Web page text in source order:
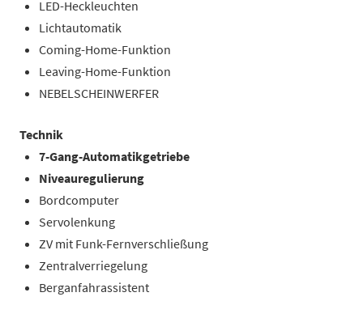
LED-Heckleuchten
Lichtautomatik
Coming-Home-Funktion
Leaving-Home-Funktion
NEBELSCHEINWERFER
Technik
7-Gang-Automatikgetriebe
Niveauregulierung
Bordcomputer
Servolenkung
ZV mit Funk-Fernverschließung
Zentralverriegelung
Berganfahrassistent